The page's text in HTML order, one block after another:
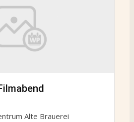
Alte Brauerei